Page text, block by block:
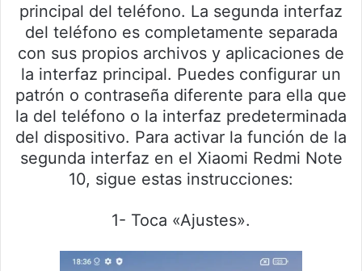
principal del teléfono. La segunda interfaz
del teléfono es completamente separada
con sus propios archivos y aplicaciones de
la interfaz principal. Puedes configurar un
patrón o contraseña diferente para ella que
la del teléfono o la interfaz predeterminada
del dispositivo. Para activar la función de la
segunda interfaz en el Xiaomi Redmi Note
10, sigue estas instrucciones:
1- Toca «Ajustes».